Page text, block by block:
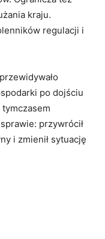
kraju.
regulacji i
po dojściu
tymczasem
przywrócił
i zmienił sytuację